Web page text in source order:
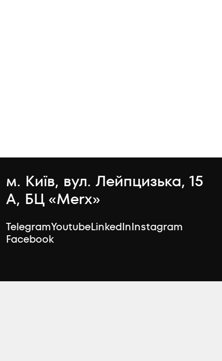
м. Київ, вул. Лейпцизька, 15
А, БЦ «Merx»
TelegramYoutubeLinkedInInstagram
Facebook